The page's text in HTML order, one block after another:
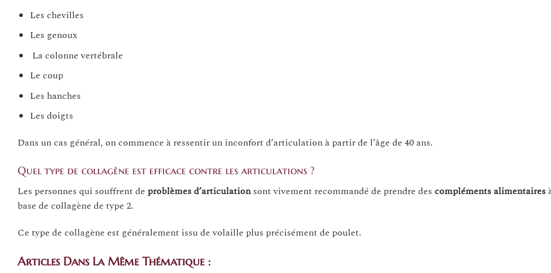
Les chevilles
Les genoux
La colonne vertébrale
Le coup
Les hanches
Les doigts
Dans un cas général, on commence à ressentir un inconfort d’articulation à partir de l’âge de 40 ans.
Quel type de collagène est efficace contre les articulations ?
Les personnes qui souffrent de problèmes d’articulationsont vivement recommandé de prendre des compléments alimentaires
base de collagène de type 2.
Ce type de collagène est généralement issu de volaille plus précisément de poulet.
Articles Dans La Même Thématique :